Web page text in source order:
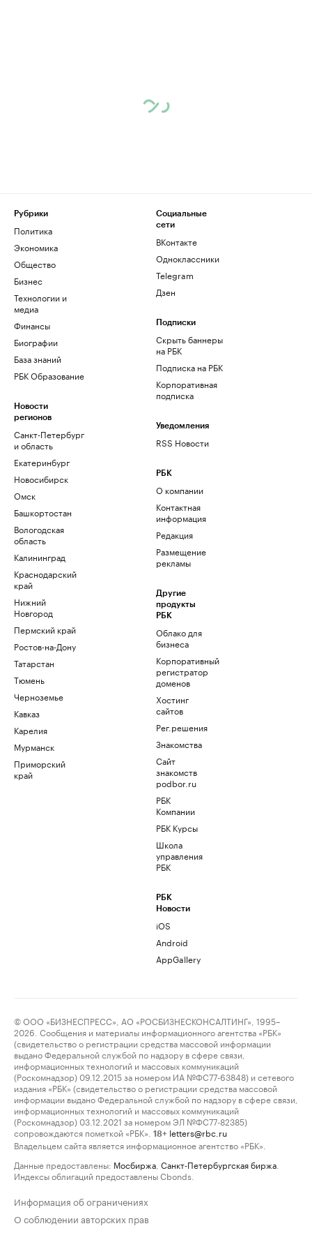
Рубрики
Политика
Экономика
Общество
Бизнес
Технологии и
медиа
Финансы
Биографии
База знаний
РБК Образование
Новости
регионов
Санкт-Петербург
и область
Екатеринбург
Новосибирск
Омск
Башкортостан
Вологодская
область
Калининград
Краснодарский
край
Нижний
Новгород
Пермский край
Ростов-на-Дону
Татарстан
Тюмень
Черноземье
Кавказ
Карелия
Мурманск
Приморский
край
Социальные
сети
ВКонтакте
Одноклассники
Telegram
Дзен
Подписки
Скрыть баннеры
на РБК
Подписка на РБК
Корпоративная
подписка
Уведомления
RSS Новости
РБК
О компании
Контактная
информация
Редакция
Размещение
рекламы
Другие
продукты
РБК
Облако для
бизнеса
Корпоративный
регистратор
доменов
Хостинг
сайтов
Рег.решения
Знакомства
Сайт
знакомств
podbor.ru
РБК
Компании
РБК Курсы
Школа
управления
РБК
РБК
Новости
iOS
Android
AppGallery
© ООО «БИЗНЕСПРЕСС», АО «РОСБИЗНЕСКОНСАЛТИНГ», 1995–
2026. Сообщения и материалы информационного агентства «РБК»
(свидетельство о регистрации средства массовой информации
выдано Федеральной службой по надзору в сфере связи,
информационных технологий и массовых коммуникаций
(Роскомнадзор) 09.12.2015 за номером ИА №ФС77-63848) и сетевого
издания «РБК» (свидетельство о регистрации средства массовой
информации выдано Федеральной службой по надзору в сфере связи,
информационных технологий и массовых коммуникаций
(Роскомнадзор) 03.12.2021 за номером ЭЛ №ФС77-82385)
сопровождаются пометкой «РБК».
18+ letters@rbc.ru
Владельцем сайта является информационное агентство «РБК».
Данные предоставлены: Мосбиржа Санкт-Петербургская биржа
Индексы облигаций предоставлены Cbonds.
Информация об ограничениях
О соблюдении авторских прав